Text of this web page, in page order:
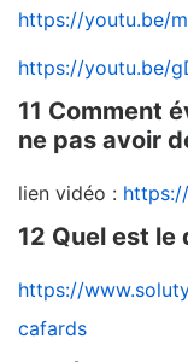
https://youtu.be/
https://youtu.be/
11 Comment
ne pas avoir
lien vidéo :
12 Quel est
https://
cafards